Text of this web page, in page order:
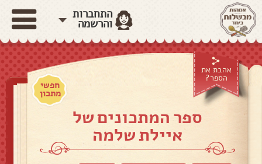
התחברות
והרשמה
אהבת את
הספר?
חפשי
מתכון
ספר המתכונים של
איילת שלמה